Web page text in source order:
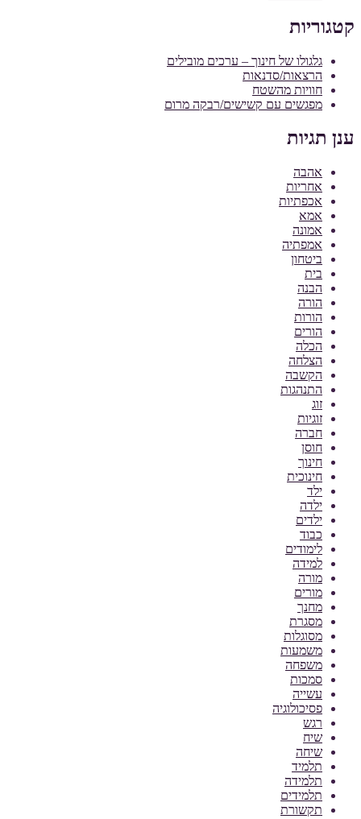
קטגוריות
גלגולו של חינוך – ערכים מובילים
הרצאות/סדנאות
חוויות מהשטח
מפגשים עם קשישים/רבקה מרום
ענן תגיות
אהבה
אחריות
אכפתיות
אמא
אמונה
אמפתיה
ביטחון
בית
הבנה
הורה
הורות
הורים
הכלה
הצלחה
הקשבה
התנהגות
זוג
זוגיות
חברה
חוסן
חינוך
חינוכית
ילד
ילדה
ילדים
כבוד
לימודים
למידה
מורה
מורים
מחנך
מסגרת
מסוגלות
משמעות
משפחה
סמכות
עשייה
פסיכולוגיה
רגש
שיח
שיחה
תלמיד
תלמידה
תלמידים
תקשורת